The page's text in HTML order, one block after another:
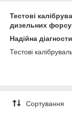
Тестові
дизельних
Надійна
Тестові
для перевірки та
стендах. Вони
Існує два
Стандартні
Сортування